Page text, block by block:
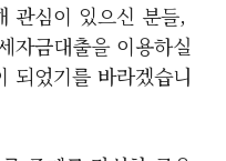
관심이 있으신 분들,
자금대출을 이용하실
되었기를 바라겠습니